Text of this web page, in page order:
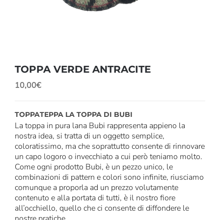
TOPPA VERDE ANTRACITE
10,00€
TOPPATEPPA LA TOPPA DI BUBI
La toppa in pura lana Bubi rappresenta appieno la
nostra idea, si tratta di un oggetto semplice,
coloratissimo, ma che soprattutto consente di rinnovare
un capo logoro o invecchiato a cui però teniamo molto.
Come ogni prodotto Bubi, è un pezzo unico, le
combinazioni di pattern e colori sono infinite, riusciamo
comunque a proporla ad un prezzo volutamente
contenuto e alla portata di tutti, è il nostro fiore
all’occhiello, quello che ci consente di diffondere le